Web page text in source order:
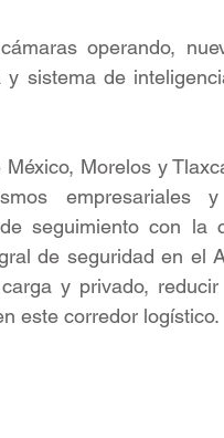
operando,
sistema de
Morelos y
empresariales y
seguimiento con la
de seguridad en el
y privado,
este corredor logístico.